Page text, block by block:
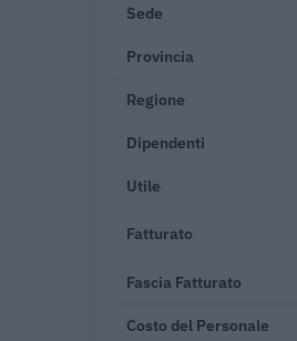
Sede
Provincia
Regione
Dipendenti
Utile
Fatturato
Fascia Fatturato
Costo del Personale